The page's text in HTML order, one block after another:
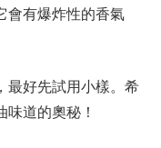
會有爆炸性的香氣
最好先試用小樣。希
道的奧秘！